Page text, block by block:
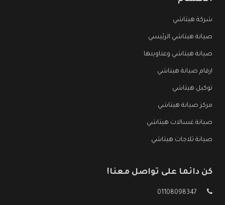
شركة هيتاشي
صيانة هيتاشي الرئيسي
صيانة هيتاشي وعناوينها
ارقام صيانة هيتاشي
توكيل هيتاشي
مركز صيانة هيتاشي
صيانة غسالات هيتاشي
صيانة ثلاجات هيتاشي
كن دائما على تواصل معنا!
01108098347